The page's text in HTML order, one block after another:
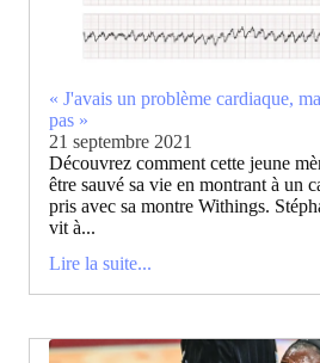
« J'avais un problème cardiaque,
pas »
21 septembre 2021
Découvrez comment cette jeune
être sauvé sa vie en montrant à un
pris avec sa montre Withings.
vit à...
Lire la suite...